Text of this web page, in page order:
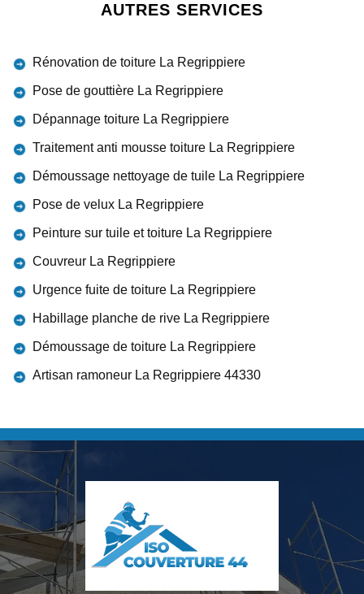
AUTRES SERVICES
Rénovation de toiture La Regrippiere
Pose de gouttière La Regrippiere
Dépannage toiture La Regrippiere
Traitement anti mousse toiture La Regrippiere
Démoussage nettoyage de tuile La Regrippiere
Pose de velux La Regrippiere
Peinture sur tuile et toiture La Regrippiere
Couvreur La Regrippiere
Urgence fuite de toiture La Regrippiere
Habillage planche de rive La Regrippiere
Démoussage de toiture La Regrippiere
Artisan ramoneur La Regrippiere 44330